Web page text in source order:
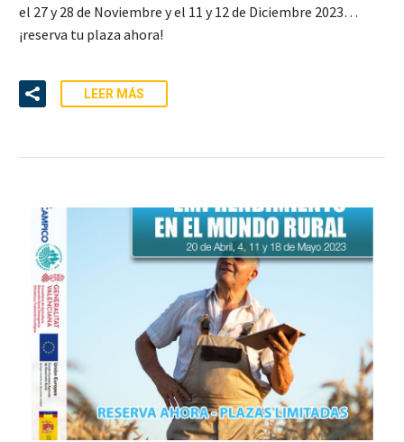
el 27 y 28 de Noviembre y el 11 y 12 de Diciembre 2023…
¡reserva tu plaza ahora!
LEER MÁS